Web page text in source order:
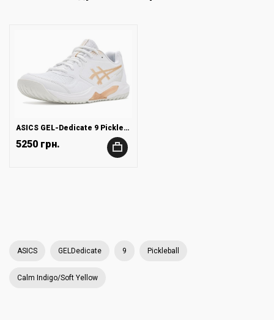
ASICS GEL-Dedicate 9 Pickleball
5250 грн. +
ASICS GELDedicate 9 Pickleball
Calm Indigo/Soft Yellow